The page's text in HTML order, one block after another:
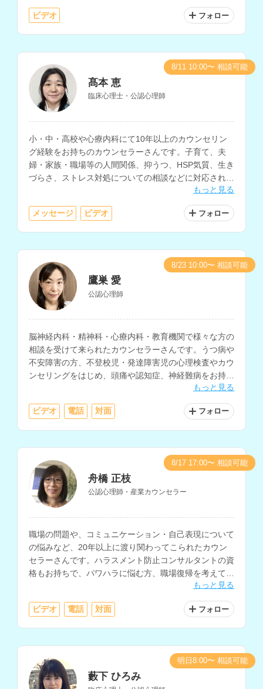
相談などを得意とされているカウンセラーさんです。
ビデオ フォロー
髙本 恵
臨床心理士・公認心理師
小・中・高校や心療内科にて10年以上のカウンセリン
グ経験をお持ちのカウンセラーさんです。子育て、夫
婦・家族・職場等の人間関係、抑うつ、HSP気質、生き
づらさ、ストレス対処についての相談などに対応されて
もっと見る
メッセージ ビデオ フォロー
8/11 10:00〜 相談可能
鷹巣 愛
公認心理師
脳神経内科・精神科・心療内科・教育機関で様々な方の
相談を受けて来られたカウンセラーさんです。うつ病や
不安障害の方、不登校児・発達障害児の心理検査やカウ
ンセリングをはじめ、頭痛や認知症、神経難病をお持ち
の方や、そのご家族のカウンセリングを行なって来た経
もっと見る
ビデオ 電話 対面 フォロー
8/23 10:00〜 相談可能
舟橋 正枝
公認心理師・産業カウンセラー
職場の問題や、コミュニケーション・自己表現について
の悩みなど、20年以上に渡り関わってこられたカウン
セラーさんです。ハラスメント防止コンサルタントの資
格もお持ちで、パワハラに悩む方、職場復帰を考えてい
る方におすすめです。また、自分の主張を上手に伝える
ための、アサーショントレーニングについての相談も可
能です。
もっと見る
ビデオ 電話 対面 フォロー
8/17 17:00〜 相談可能
藪下 ひろみ
明日8:00〜 相談可能